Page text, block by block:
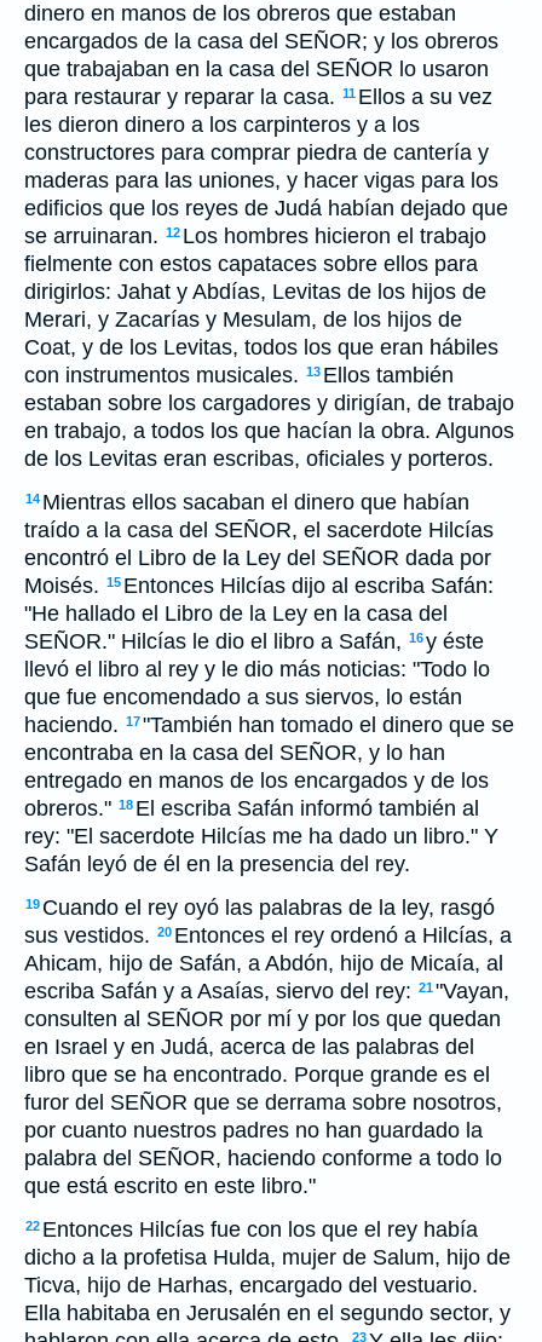
dinero en manos de los obreros que estaban
encargados de la casa del SEÑOR; y los obreros
que trabajaban en la casa del SEÑOR lo usaron
para restaurar y reparar la casa. 11 Ellos a su vez
les dieron dinero a los carpinteros y a los
constructores para comprar piedra de cantería y
maderas para las uniones, y hacer vigas para los
edificios que los reyes de Judá habían dejado que
se arruinaran. 12 Los hombres hicieron el trabajo
fielmente con estos capataces sobre ellos para
dirigirlos: Jahat y Abdías, Levitas de los hijos de
Merari, y Zacarías y Mesulam, de los hijos de
Coat, y de los Levitas, todos los que eran hábiles
con instrumentos musicales. 13 Ellos también
estaban sobre los cargadores y dirigían, de trabajo
en trabajo, a todos los que hacían la obra. Algunos
de los Levitas eran escribas, oficiales y porteros.
14 Mientras ellos sacaban el dinero que habían
traído a la casa del SEÑOR, el sacerdote Hilcías
encontró el Libro de la Ley del SEÑOR dada por
Moisés. 15 Entonces Hilcías dijo al escriba Safán:
"He hallado el Libro de la Ley en la casa del
SEÑOR." Hilcías le dio el libro a Safán, 16y éste
llevó el libro al rey y le dio más noticias: "Todo lo
que fue encomendado a sus siervos, lo están
haciendo. 17"También han tomado el dinero que se
encontraba en la casa del SEÑOR, y lo han
entregado en manos de los encargados y de los
obreros." 18 El escriba Safán informó también al
rey: "El sacerdote Hilcías me ha dado un libro." Y
Safán leyó de él en la presencia del rey.
19 Cuando el rey oyó las palabras de la ley, rasgó
sus vestidos. 20 Entonces el rey ordenó a Hilcías, a
Ahicam, hijo de Safán, a Abdón, hijo de Micaía, al
escriba Safán y a Asaías, siervo del rey: 21"Vayan,
consulten al SEÑOR por mí y por los que quedan
en Israel y en Judá, acerca de las palabras del
libro que se ha encontrado. Porque grande es el
furor del SEÑOR que se derrama sobre nosotros,
por cuanto nuestros padres no han guardado la
palabra del SEÑOR, haciendo conforme a todo lo
que está escrito en este libro."
22 Entonces Hilcías fue con los que el rey había
dicho a la profetisa Hulda, mujer de Salum, hijo de
Ticva, hijo de Harhas, encargado del vestuario.
Ella habitaba en Jerusalén en el segundo sector, y
23